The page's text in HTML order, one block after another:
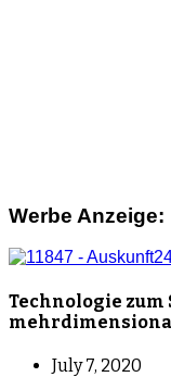
Werbe Anzeige:
Technologie zum
July 7, 2020